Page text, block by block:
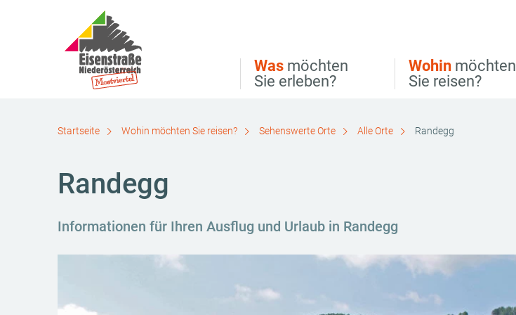
Direkt zur Volltextsuche
Direkt zum Inhalt
Was möchten
Sie erleben?
Wohin möchten
Sie reisen?
Startseite Wohin möchten Sie reisen? Sehenswerte Orte Alle Orte Randegg
Randegg
Informationen für Ihren Ausflug und Urlaub in Randegg